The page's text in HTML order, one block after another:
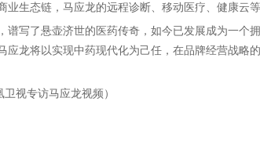
生态链，马应龙的远程诊断、移动医疗、健康云等
写了悬壶济世的医药传奇，如今已发展成为一个
龙将以实现中药现代化为己任，在品牌经营战略
卫视专访马应龙视频）